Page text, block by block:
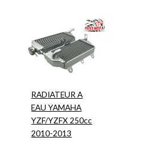
RADIATEUR A
EAU YAMAHA
YZF/YZFX 250cc
2010-2013